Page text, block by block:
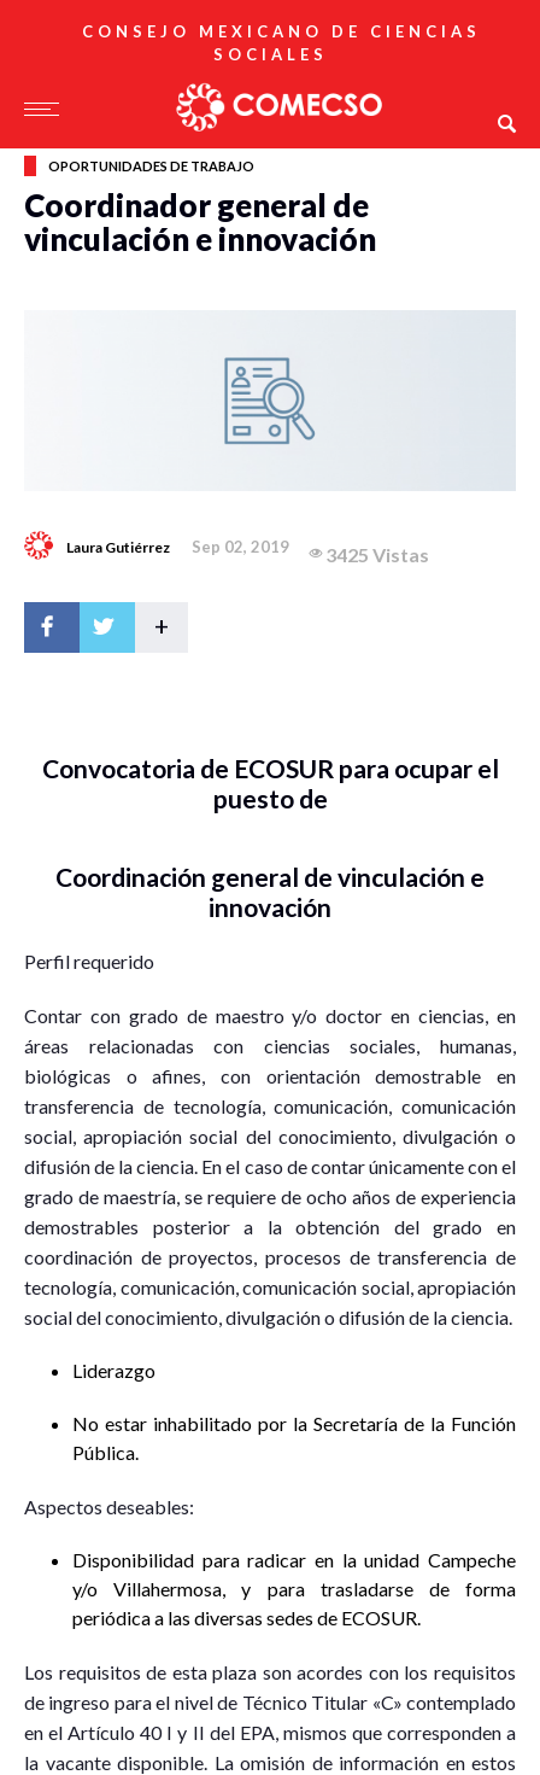
CONSEJO MEXICANO DE CIENCIAS
SOCIALES
OPORTUNIDADES DE TRABAJO
Coordinador general de
vinculación e innovación
Laura Gutiérrez Sep 02, 2019 3425 Vistas
+
Convocatoria de ECOSUR para ocupar el
puesto de
Coordinación general de vinculación e
innovación
Perfil requerido
Contar con grado de maestro y/o doctor en ciencias, en
áreas relacionadas con ciencias sociales, humanas,
biológicas o afines, con orientación demostrable en
transferencia de tecnología, comunicación, comunicación
social, apropiación social del conocimiento, divulgación o
difusión de la ciencia. En el caso de contar únicamente con el
grado de maestría, se requiere de ocho años de experiencia
demostrables posterior a la obtención del grado en
coordinación de proyectos, procesos de transferencia de
tecnología, comunicación, comunicación social, apropiación
social del conocimiento, divulgación o difusión de la ciencia.
Liderazgo
No estar inhabilitado por la Secretaría de la Función
Pública.
Aspectos deseables:
Disponibilidad para radicar en la unidad Campeche
y/o Villahermosa, y para trasladarse de forma
periódica a las diversas sedes de ECOSUR.
Los requisitos de esta plaza son acordes con los requisitos
de ingreso para el nivel de Técnico Titular «C» contemplado
en el Artículo 40 I y II del EPA, mismos que corresponden a
la vacante disponible. La omisión de información en estos